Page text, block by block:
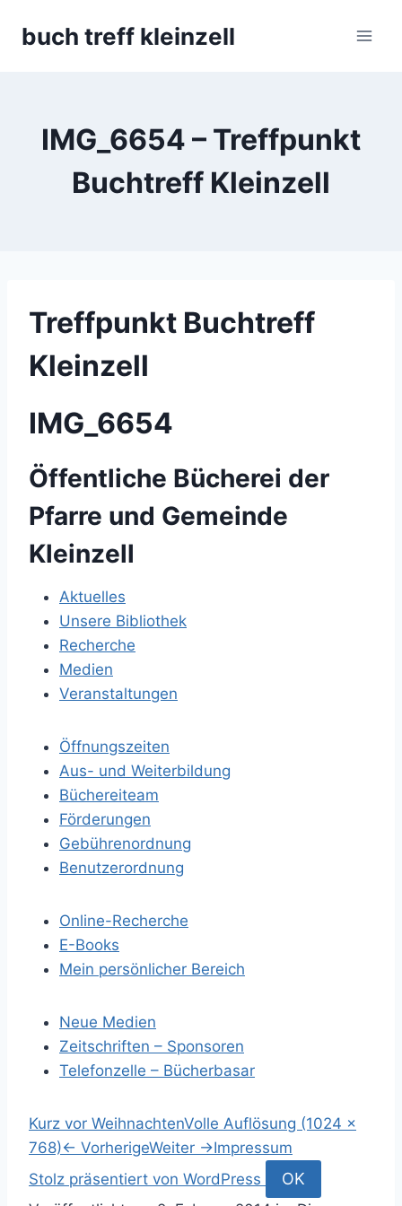
buch treff kleinzell
IMG_6654 – Treffpunkt
Buchtreff Kleinzell
Treffpunkt Buchtreff
Kleinzell
IMG_6654
Öffentliche Bücherei der
Pfarre und Gemeinde
Kleinzell
Aktuelles
Unsere Bibliothek
Recherche
Medien
Veranstaltungen
Öffnungszeiten
Aus- und Weiterbildung
Büchereiteam
Förderungen
Gebührenordnung
Benutzerordnung
Online-Recherche
E-Books
Mein persönlicher Bereich
Neue Medien
Zeitschriften – Sponsoren
Telefonzelle – Bücherbasar
S
p
r
Kurz vor WeihnachtenVolle Auflösung (1024 ×
768)← VorherigeWeiter →Impressum
Stolz präsentiert von WordPress
OK
u